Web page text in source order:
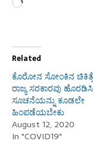
Related
ಕೊರೋನ ಸೋಂಕಿನ
ರಾಜ್ಯ ಸರಕಾರವು
ಸೂಚನೆಯನ್ನು ಕೂಡಲೇ
ಹಿಂಪಡೆಯಬೇಕು
August 12, 2020
In "COVID19"